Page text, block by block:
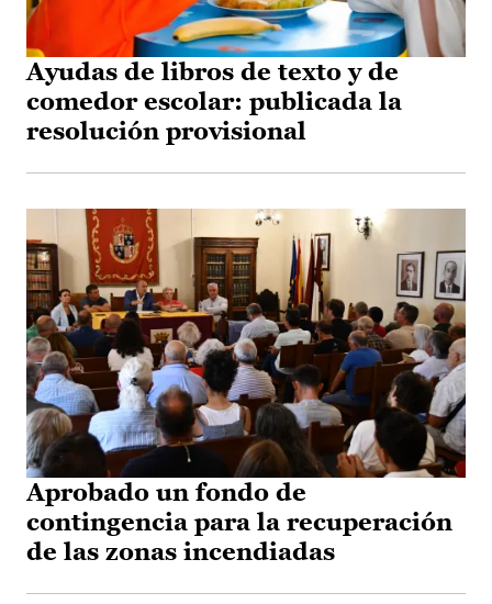
Ayudas de libros de texto y de
comedor escolar: publicada la
resolución provisional
Aprobado un fondo de
contingencia para la recuperación
de las zonas incendiadas